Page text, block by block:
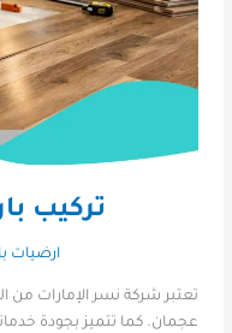
تركيب
ارضيات
تعتبر شركة نسر الإمارات من
عجمان. كما تتميز بجودة